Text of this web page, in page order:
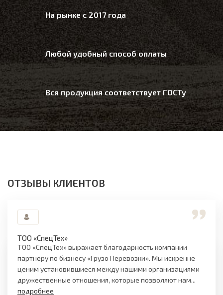
На рынке с 2017 года
Любой удобный способ оплаты
Вся продукция соответствует ГОСТу
ОТЗЫВЫ КЛИЕНТОВ
ТОО «СпецТех»
ТОО «СпецТех» выражает благодарность компании
партнёру по бизнесу «Грузо Перевозки». Мы искренне
ценим установившиеся между нашими организациями
дружественные отношения, которые позволяют нам...
подробнее